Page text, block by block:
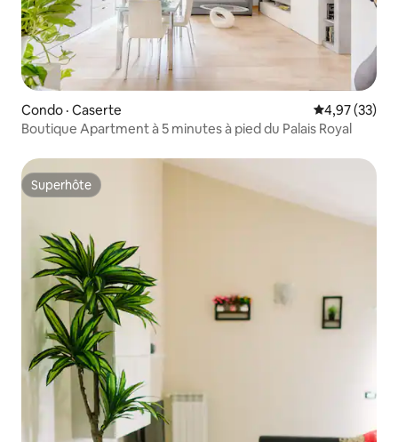
Condo · Caserte Note
4,97 (33)
Boutique Apartment à 5 minutes à pied du Palais Royal
Superhôte
Superhôte